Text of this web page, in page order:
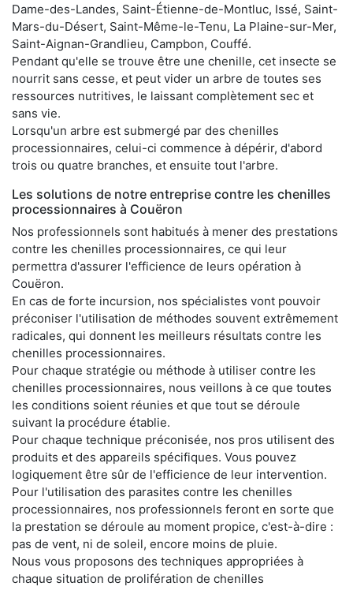
Dame-des-Landes, Saint-Étienne-de-Montluc, Issé, Saint-
Mars-du-Désert, Saint-Même-le-Tenu, La Plaine-sur-Mer,
Saint-Aignan-Grandlieu, Campbon, Couffé.
Pendant qu'elle se trouve être une chenille, cet insecte se
nourrit sans cesse, et peut vider un arbre de toutes ses
ressources nutritives, le laissant complètement sec et
sans vie.
Lorsqu'un arbre est submergé par des chenilles
processionnaires, celui-ci commence à dépérir, d'abord
trois ou quatre branches, et ensuite tout l'arbre.
Les solutions de notre entreprise contre les chenilles
processionnaires à Couëron
Nos professionnels sont habitués à mener des prestations
contre les chenilles processionnaires, ce qui leur
permettra d'assurer l'efficience de leurs opération à
Couëron.
En cas de forte incursion, nos spécialistes vont pouvoir
préconiser l'utilisation de méthodes souvent extrêmement
radicales, qui donnent les meilleurs résultats contre les
chenilles processionnaires.
Pour chaque stratégie ou méthode à utiliser contre les
chenilles processionnaires, nous veillons à ce que toutes
les conditions soient réunies et que tout se déroule
suivant la procédure établie.
Pour chaque technique préconisée, nos pros utilisent des
produits et des appareils spécifiques. Vous pouvez
logiquement être sûr de l'efficience de leur intervention.
Pour l'utilisation des parasites contre les chenilles
processionnaires, nos professionnels feront en sorte que
la prestation se déroule au moment propice, c'est-à-dire :
pas de vent, ni de soleil, encore moins de pluie.
Nous vous proposons des techniques appropriées à
chaque situation de prolifération de chenilles